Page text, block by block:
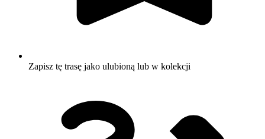
Zapisz tę trasę jako ulubioną lub w kolekcji